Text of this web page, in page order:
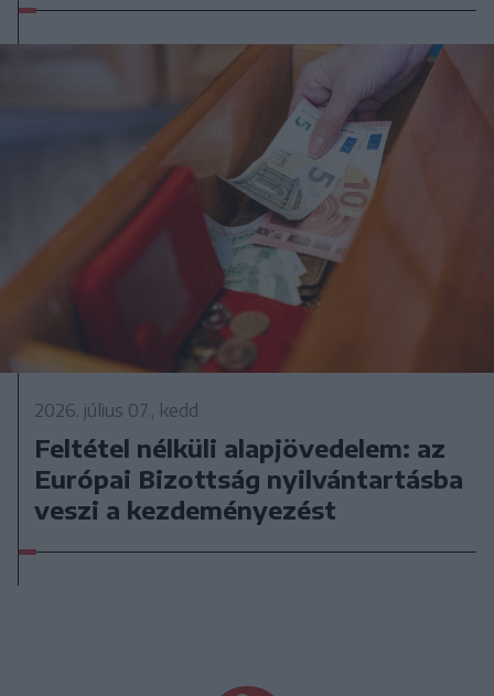
2026. július 07., kedd
Feltétel nélküli alapjövedelem: az
Európai Bizottság nyilvántartásba
veszi a kezdeményezést